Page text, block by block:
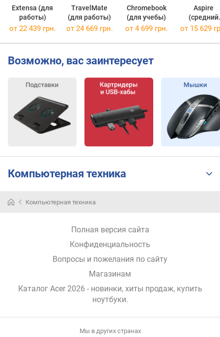
(
%
)
ц
в
е
о
о
й
о
а
т
(
C
)
Extensa (для
работы)
TravelMate
(для работы)
Chromebook
(для учебы)
Aspire
(средний
класс)
от 22 439 грн. от 24 669 грн. от 4 699 грн. от 15 629
Возможно, вас заинтересует
Компьютерная техника
Компьютерная техника
Полная версия сайта
Конфиденциальность
Вопросы и пожелания по сайту
Магазинам
Каталог Acer 2026 - новинки, хиты продаж, купить
ноутбуки.
Мы в других странах